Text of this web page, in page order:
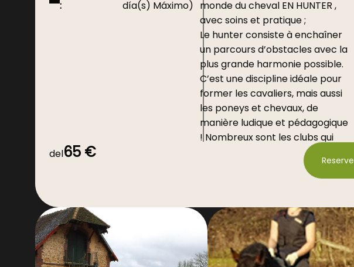
:
día(s) Máximo) monde du cheval EN HUNTER ,
avec soins et pratique ;
Le hunter consiste à enchaîner
un parcours d’obstacles avec la
plus grande harmonie possible.
C’est une discipline idéale pour
former les cavaliers, mais aussi
les poneys et chevaux, de
manière ludique et pédagogique
! Nombreux sont les clubs qui
s'en servent comme base de
travail pour d’autres disciplines
contrats de foulées ou encore
de maniabilité.
Le hunter peut tout à fait
del65 € Reserve